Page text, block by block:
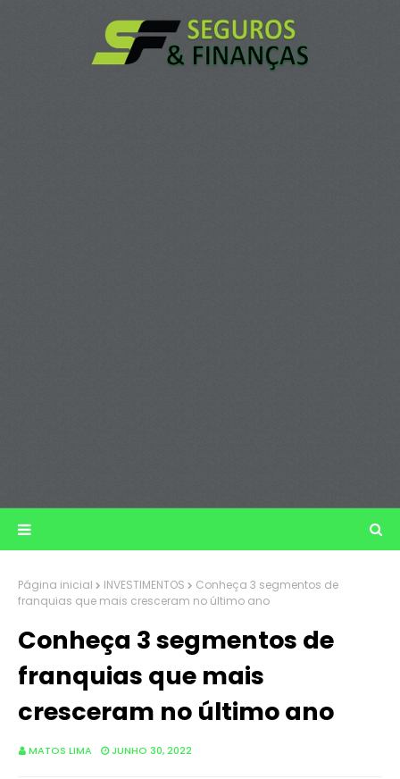
Página inicial INVESTIMENTOS
Conheça 3 segmentos de
franquias que mais cresceram no último ano
Conheça 3 segmentos de
franquias que mais
cresceram no último ano
MATOS LIMA JUNHO 30, 2022